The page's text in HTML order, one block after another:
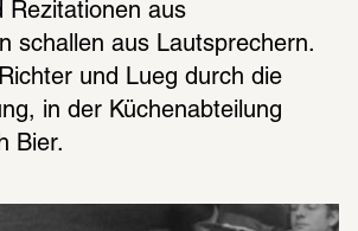
Rezitationen aus
schallen aus Lautsprechern.
und Lueg durch die
in der Küchenabteilung
Bier.